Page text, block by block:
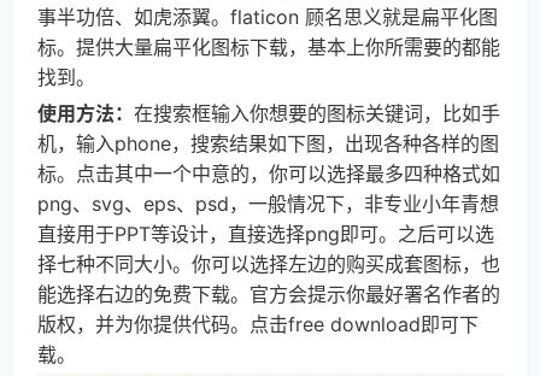
事半功倍、如虎添翼。flaticon 顾名思义就是扁平化图
标。提供大量扁平化图标下载，基本上你所需要的都能
找到。
使用方法： 在搜索框输入你想要的图标关键词，比如手
机，输入phone，搜索结果如下图，出现各种各样的图
标。点击其中一个中意的，你可以选择最多四种格式如
png、svg、eps、psd，一般情况下，非专业小年青想
直接用于PPT等设计，直接选择png即可。之后可以选
择七种不同大小。你可以选择左边的购买成套图标，也
能选择右边的免费下载。官方会提示你最好署名作者的
版权，并为你提供代码。点击free download即可下
载。